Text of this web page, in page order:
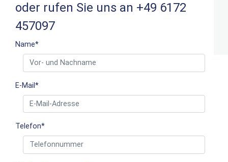
oder rufen Sie uns an +49 6172
457097
Name*
E-Mail *
Telefon*